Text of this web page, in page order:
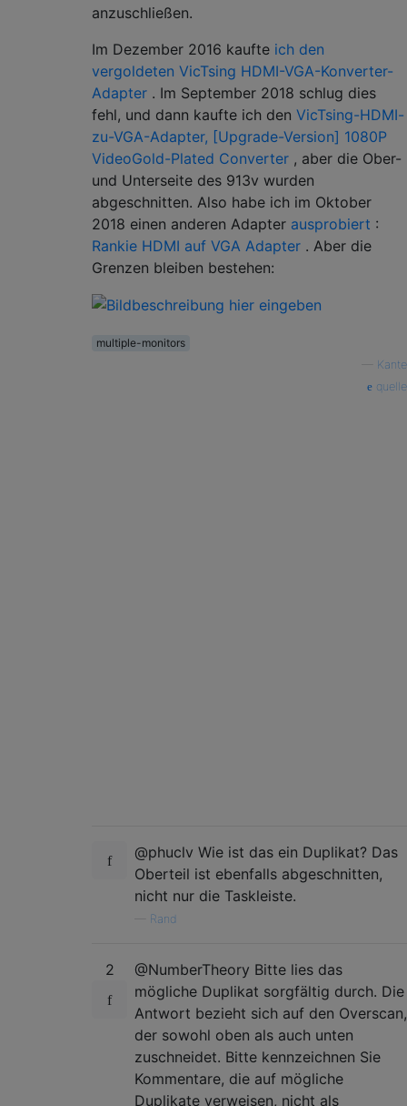
anzuschließen.
Im Dezember 2016 kaufte ich den
vergoldeten VicTsing HDMI-VGA-Konverter-
Adapter . Im September 2018 schlug dies
fehl, und dann kaufte ich den VicTsing-HDMI-
zu-VGA-Adapter, [Upgrade-Version] 1080P
VideoGold-Plated Converter , aber die Ober-
und Unterseite des 913v wurden
abgeschnitten. Also habe ich im Oktober
2018 einen anderen Adapter ausprobiert :
Rankie HDMI auf VGA Adapter . Aber die
Grenzen bleiben bestehen:
multiple-monitors
Kante
quelle
@phuclv Wie ist das ein Duplikat? Das
Oberteil ist ebenfalls abgeschnitten,
nicht nur die Taskleiste.
Rand
2
@NumberTheory Bitte lies das
mögliche Duplikat sorgfältig durch. Die
Antwort bezieht sich auf den Overscan,
der sowohl oben als auch unten
zuschneidet. Bitte kennzeichnen Sie
Kommentare, die auf mögliche
Duplikate verweisen, nicht als